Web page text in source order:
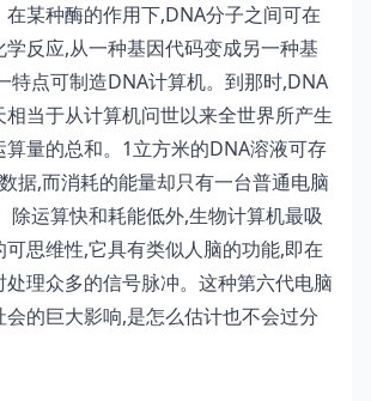
某种酶的作用下,DNA分子之间可在
反应,从一种基因代码变成另一种基
特点可制造DNA计算机。到那时,DNA
当于从计算机问世以来全世界所产生
算量的总和。1立方米的DNA溶液可存
据,而消耗的能量却只有一台普通电脑
除运算快和耗能低外,生物计算机最吸
思维性,它具有类似人脑的功能,即在
理众多的信号脉冲。这种第六代电脑
的巨大影响,是怎么估计也不会过分